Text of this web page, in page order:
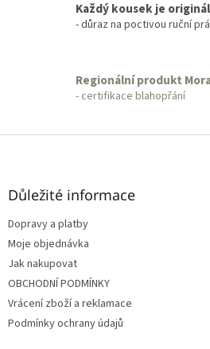
Každý kousek je originál
- důraz na poctivou ruční
Regionální produkt
- certifikace blahopřání
Z
Důležité informace
Dopravy a platby
Moje objednávka
Jak nakupovat
OBCHODNÍ PODMÍNKY
Vrácení zboží a reklamace
Podmínky ochrany údajů